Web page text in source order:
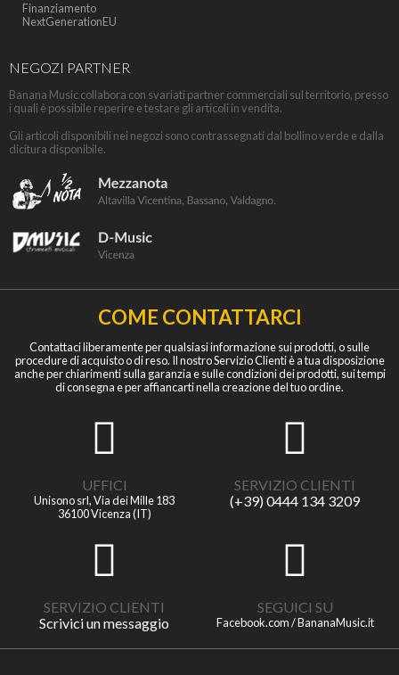
Finanziamento
NextGenerationEU
NEGOZI PARTNER
Banana Music collabora con svariati partner commerciali sul territorio, presso
i quali è possibile reperire e testare gli articoli in vendita.
Gli articoli disponibili nei negozi sono contrassegnati dal bollino verde e dalla
dicitura disponibile.
COME CONTATTARCI
Contattaci liberamente per qualsiasi informazione sui prodotti, o sulle
procedure di acquisto o di reso. Il nostro Servizio Clienti è a tua disposizione
anche per chiarimenti sulla garanzia e sulle condizioni dei prodotti, sui tempi
di consegna e per affiancarti nella creazione del tuo ordine.
UFFICI
Unisono srl, Via dei Mille 183
36100 Vicenza (IT)
SERVIZIO CLIENTI
(+39) 0444 134 3209
SERVIZIO CLIENTI
Scrivici un messaggio
SEGUICI SU
Facebook.com / BananaMusic.it